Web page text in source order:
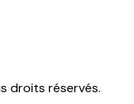
droits réservés.